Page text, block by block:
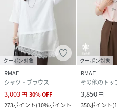
※照明やパソコンなどの環境
やや異なって見える場合もござ
※サンプルで撮影している為
る場合がございます。
《返品・交換について》
・着用後、洗濯後の返品・交換
・商品到着後、着用前に商品
す。
クーポン対象
RMAF
シャツ・ブラウス
3,003円 30%OFF
273ポイント(10%ポイント
クーポン対象
RMAF
その他のトッ
3,850円
350ポイント(